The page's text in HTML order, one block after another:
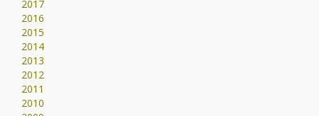
2017
2016
2015
2014
2013
2012
2011
2010